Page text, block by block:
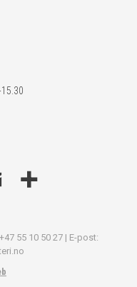
55 10 50 27 | E-post: